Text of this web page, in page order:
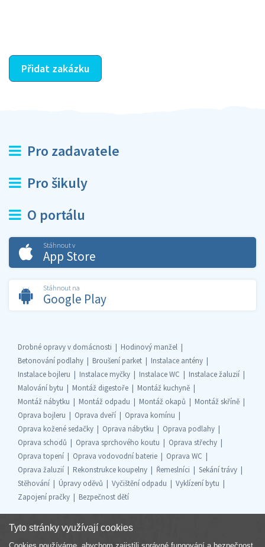
Přidat zakázku
Pro zadavatele
Pro šikuly
O portálu
Stáhnout v
App Store
Stáhnout na
Google Play
Drobné opravy v domácnosti
Hodinový manžel
Betonování podlahy
Broušení parket
Instalace antény
Instalace bojleru
Instalace myčky Instalace WC
Instalace žaluzií
Malování bytu
Montáž digestoře
Montáž kuchyně
Montáž nábytku
Montáž odpadu Montáž okapů
Montáž skříně
Oprava bojleru
Oprava dveří
Oprava komínu
Oprava kožené sedačky
Oprava nábytku
Oprava podlahy
Oprava schodů
Oprava sprchového koutu
Oprava střechy
Oprava topení
Oprava vodovodní baterie
Oprava WC
Oprava žaluzií
Rekonstrukce koupelny Řemeslníci
Sekání trávy
Stěhování
Úpravy oděvů Vyčištění odpadu
Vyklízení bytu
Zapojení pračky
Bezpečnost dětí
Tyto stránky využívají cookies